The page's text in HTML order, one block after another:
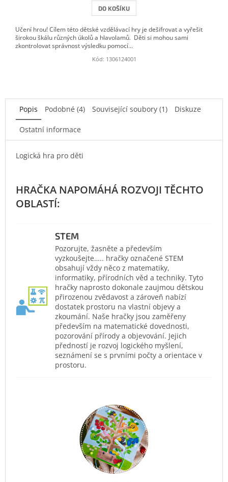
DO KOŠÍKU
Učení hrou! Cílem této dětské vzdělávací hry je dešifrovat a vyřešit
širokou škálu různých úkolů a hlavolamů. Děti si mohou sami
zkontrolovat správnost výsledku pomocí...
Kód: 1306124001
Popis Podobné (4) Související soubory (1) Diskuze
Ostatní informace
Logická hra pro děti
STEM
Pozorujte, žasněte a především
vyzkoušejte….. hračky označené STEM
obsahují vždy něco z matematiky,
informatiky, přírodních věd a techniky. Tyto
hračky naprosto dokonale zaujmou dětskou
přirozenou zvědavost a zároveň nabízí
dostatek prostoru na vlastní objevy a
zkoumání. Naše hračky jsou zaměřeny
především na matematické dovednosti,
pozorování přírody a objevování. Jejich
předností je rozvoj logického myšlení,
seznámení se s prvními počty a orientace v
prostoru.